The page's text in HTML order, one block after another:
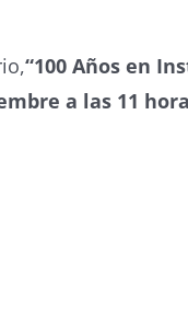
“100 Años en
a las 11